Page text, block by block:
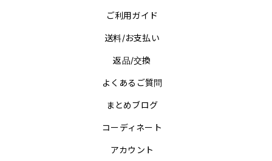
ご利用ガイド
送料/お支払い
返品/交換
よくあるご質問
まとめブログ
コーディネート
アカウント